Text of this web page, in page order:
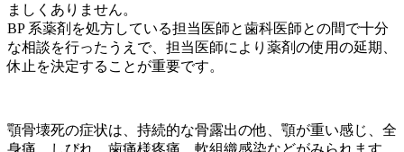
ましくありません。
BP 系薬剤を処方している担当医師と歯科医師との間で十分
な相談を行ったうえで、担当医師により薬剤の使用の延期、
休止を決定することが重要です。
顎骨壊死の症状は、持続的な骨露出の他、顎が重い感じ、全